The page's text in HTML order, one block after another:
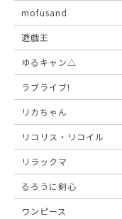
mofusand
遊戯王
ゆるキャン△
ラブライブ!
リカちゃん
リコリス・リコイル
リラックマ
るろうに剣心
ワンピース